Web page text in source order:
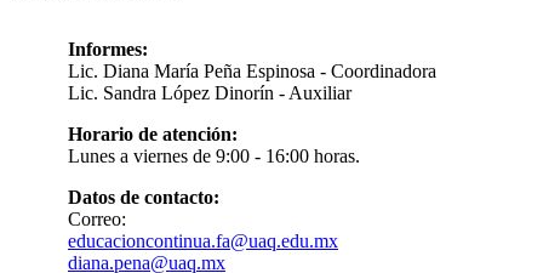
Informes:
Lic. Diana María Peña Espinosa - Coordinadora
Lic. Sandra López Dinorín - Auxiliar
Horario de atención:
Lunes a viernes de 9:00 - 16:00 horas.
Datos de contacto:
Correo:
educacioncontinua.fa@uaq.edu.mx
diana.pena@uaq.mx